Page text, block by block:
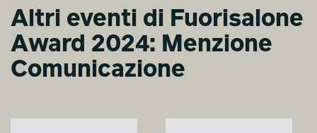
Altri eventi di Fuorisalone
Award 2024: Menzione
Comunicazione